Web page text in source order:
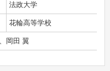
法政大学
花輪高等学校
岡田 翼